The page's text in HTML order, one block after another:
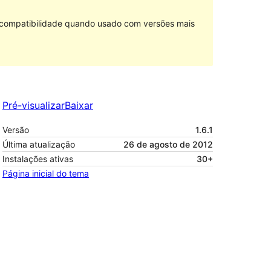
quando usado com versões mais
Pré-visualizarBaixar
Versão
1.6.1
Última atualização
26 de agosto de 2012
Instalações ativas
30+
Página inicial do tema